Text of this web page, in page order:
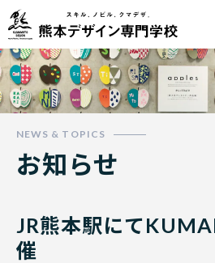
お知らせ
JR熊本駅にて
催